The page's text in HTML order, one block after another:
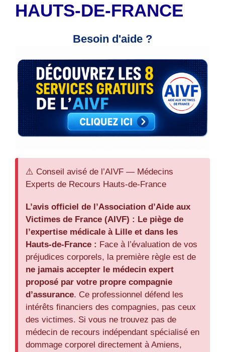
HAUTS-DE-FRANCE
Besoin d'aide ?
⚠️ Conseil avisé de l’AIVF — Médecins
Experts de Recours Hauts-de-France
L’avis officiel de l’Association d’Aide aux
Victimes de France (AIVF) : Le piège de
l’expertise médicale à Lille et dans les
Hauts-de-France : Face à l’évaluation de vos
préjudices corporels, la première règle est de
ne jamais accepter le médecin expert
proposé par votre propre compagnie
d’assurance. Ce professionnel défend les
intérêts financiers des compagnies, pas ceux
des victimes. Si vous ne trouvez pas de
médecin de recours indépendant spécialisé en
dommage corporel directement à Amiens,